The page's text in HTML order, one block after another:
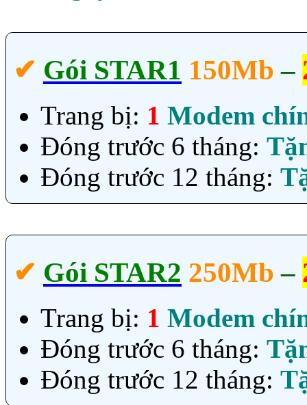
✔‎ Gói STAR1 150Mb –
Trang bị: 1 Modem
Đóng trước 6 tháng:
Đóng trước 12 tháng:
✔‎ Gói STAR2 250Mb –
Trang bị: 1 Modem
Đóng trước 6 tháng:
Đóng trước 12 tháng: